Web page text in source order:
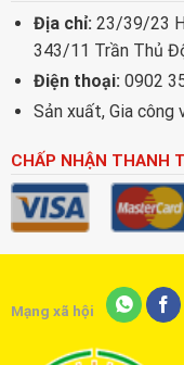
Địa chỉ: 23/39/23
343/11 Trần Thủ
Điện thoại: 0902
Sản xuất, Gia công
CHẤP NHẬN THANH
Mạng xã hội